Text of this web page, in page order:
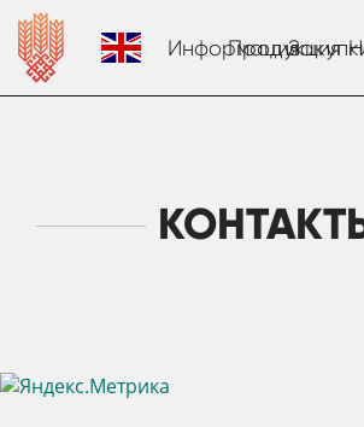
Информация
Продукция